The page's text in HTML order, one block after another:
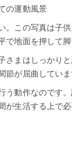
の運動風景
。この写真は子
で地面を押して
さまはしっかり
節が屈曲していま
う動作なのです
が生活する上で